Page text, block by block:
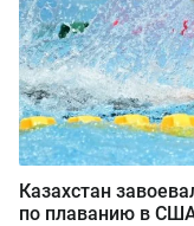
Казахстан
по плаванию в